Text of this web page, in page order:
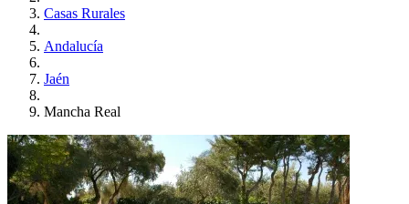
Casas Rurales
Andalucía
Jaén
Mancha Real